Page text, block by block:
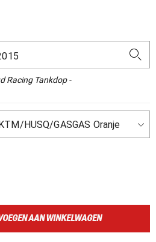
Racing Tankdop -
AAN WINKELWAGEN